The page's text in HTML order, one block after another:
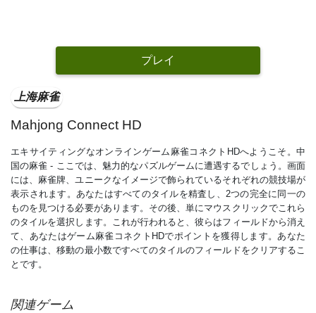
プレイ
上海麻雀
Mahjong Connect HD
エキサイティングなオンラインゲーム麻雀コネクトHDへようこそ。中
国の麻雀 - ここでは、魅力的なパズルゲームに遭遇するでしょう。画面
には、麻雀牌、ユニークなイメージで飾られているそれぞれの競技場が
表示されます。あなたはすべてのタイルを精査し、2つの完全に同一の
ものを見つける必要があります。その後、単にマウスクリックでこれら
のタイルを選択します。これが行われると、彼らはフィールドから消え
て、あなたはゲーム麻雀コネクトHDでポイントを獲得します。あなた
の仕事は、移動の最小数ですべてのタイルのフィールドをクリアするこ
とです。
関連ゲーム